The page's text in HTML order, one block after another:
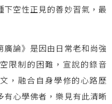
空性正見的善妙習氣，最
論》是因由日常老和尚強
限制的困難，宣說的錄音
，融合自身學修的心路歷
心學佛者，樂見有此清晰